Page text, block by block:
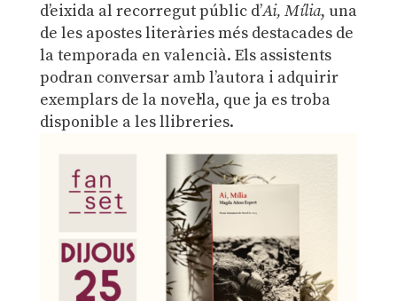
d’eixida al recorregut públic d’Ai, Mília, una
de les apostes literàries més destacades de
la temporada en valencià. Els assistents
podran conversar amb l’autora i adquirir
exemplars de la novel·la, que ja es troba
disponible a les llibreries.